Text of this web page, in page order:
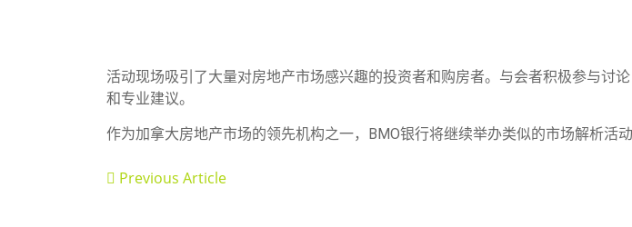
活动现场吸引了大量对房地产市场感兴趣的投资者和购房者。与会者积极参与讨
和专业建议。
作为加拿大房地产市场的领先机构之一，BMO银行将继续举办类似的市场解析活
Previous Article